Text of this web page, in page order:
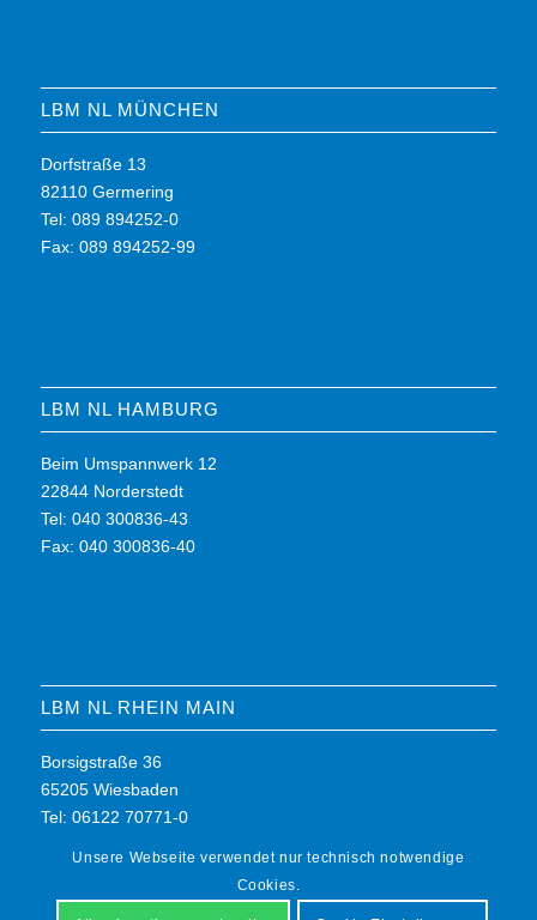
LBM NL MÜNCHEN
Dorfstraße 13
82110 Germering
Tel: 089 894252-0
Fax: 089 894252-99
LBM NL HAMBURG
Beim Umspannwerk 12
22844 Norderstedt
Tel: 040 300836-43
Fax: 040 300836-40
LBM NL RHEIN MAIN
Borsigstraße 36
65205 Wiesbaden
Tel: 06122 70771-0
Unsere Webseite verwendet nur technisch notwendige
Cookies.